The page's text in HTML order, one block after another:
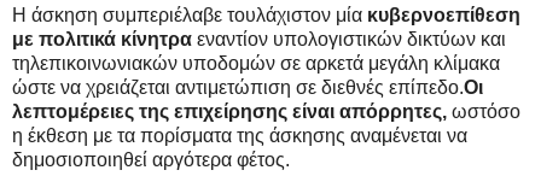
Η άσκηση συμπεριέλαβε τουλάχιστον μία κυβερνοεπίθεση
με πολιτικά κίνητρα εναντίον υπολογιστικών δικτύων και
τηλεπικοινωνιακών υποδομών σε αρκετά μεγάλη κλίμακα
ώστε να χρειάζεται αντιμετώπιση σε διεθνές επίπεδο.Οι
λεπτομέρειες της επιχείρησης είναι απόρρητες, ωστόσο
η έκθεση με τα πορίσματα της άσκησης αναμένεται να
δημοσιοποιηθεί αργότερα φέτος.